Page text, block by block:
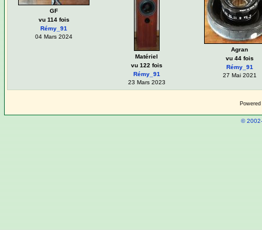
GF
vu 114 fois
Rémy_91
04 Mars 2024
Matériel
vu 122 fois
Rémy_91
23 Mars 2023
Agran
vu 44 fois
Rémy_91
27 Mai 2021
©